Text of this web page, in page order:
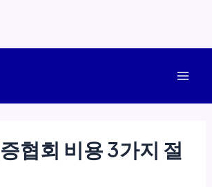
협회 비용 3가지 절